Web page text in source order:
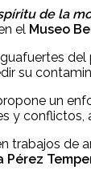
de la
el Museo
su
un
y
trabajos de